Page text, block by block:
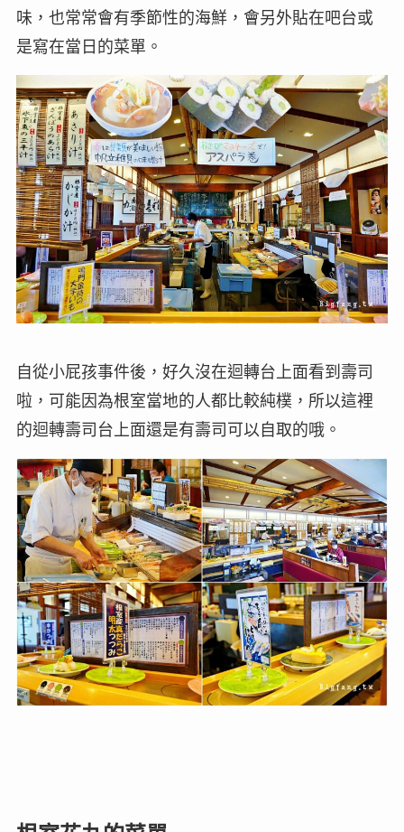
味，也常常會有季節性的海鮮，會另外貼在吧台或
是寫在當日的菜單。
自從小屁孩事件後，好久沒在迴轉台上面看到壽司
啦，可能因為根室當地的人都比較純樸，所以這裡
的迴轉壽司台上面還是有壽司可以自取的哦。